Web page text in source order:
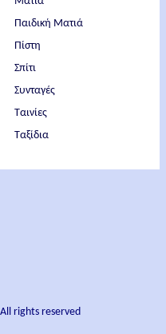
Παιδική Ματιά
Πίστη
Σπίτι
Συνταγές
Ταινίες
Ταξίδια
rights reserved